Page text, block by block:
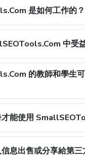
是如何工作的？
中受
的教師和學生
能使用
息出售或分享給第三